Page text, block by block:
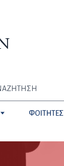
ΦΟΙΤΗΤΕΣ